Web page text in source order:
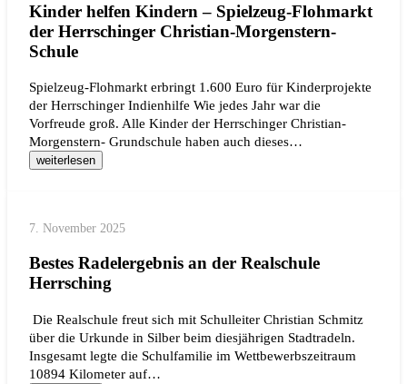
Kinder helfen Kindern – Spielzeug-Flohmarkt
der Herrschinger Christian-Morgenstern-
Schule
Spielzeug-Flohmarkt erbringt 1.600 Euro für Kinderprojekte
der Herrschinger Indienhilfe Wie jedes Jahr war die
Vorfreude groß. Alle Kinder der Herrschinger Christian-
Morgenstern- Grundschule haben auch dieses…
weiterlesen
7. November 2025
Bestes Radelergebnis an der Realschule
Herrsching
Die Realschule freut sich mit Schulleiter Christian Schmitz
über die Urkunde in Silber beim diesjährigen Stadtradeln.
Insgesamt legte die Schulfamilie im Wettbewerbszeitraum
10894 Kilometer auf…